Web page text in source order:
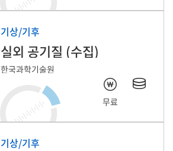
기상/기후
실외 공기질 (수집)
한국과학기술원
무료
기상/기후